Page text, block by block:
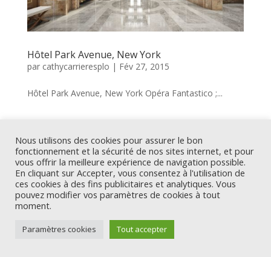
Hôtel Park Avenue, New York
par cathycarrieresplo | Fév 27, 2015
Hôtel Park Avenue, New York Opéra Fantastico ;...
Design byStudio Pression-Mentions légales
Nous utilisons des cookies pour assurer le bon
fonctionnement et la sécurité de nos sites internet, et pour
vous offrir la meilleure expérience de navigation possible.
En cliquant sur Accepter, vous consentez à l'utilisation de
ces cookies à des fins publicitaires et analytiques. Vous
pouvez modifier vos paramètres de cookies à tout
moment.
Paramètres cookies Tout accepter